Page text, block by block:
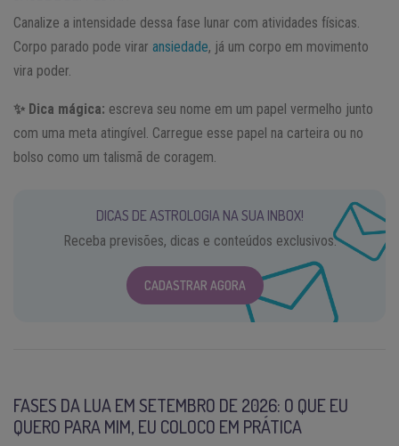
Canalize a intensidade dessa fase lunar com atividades físicas.
Corpo parado pode virar ansiedade, já um corpo em movimento
vira poder.
✨ Dica mágica: escreva seu nome em um papel vermelho junto
com uma meta atingível. Carregue esse papel na carteira ou no
bolso como um talismã de coragem.
DICAS DE ASTROLOGIA NA SUA INBOX!
Receba previsões, dicas e conteúdos exclusivos.
CADASTRAR AGORA
FASES DA LUA EM SETEMBRO DE 2026: O QUE EU
QUERO PARA MIM, EU COLOCO EM PRÁTICA